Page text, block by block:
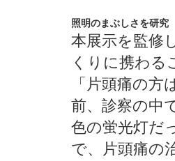
照明のまぶしさを研究
本展示を監修
くりに携わる
「片頭痛の
前、診察の中
色の蛍光灯だ
で、片頭痛の